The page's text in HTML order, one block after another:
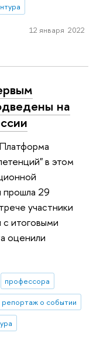
12 января 2022
на
в этом
прошла 29
участники
с итоговыми
оценили
профессора
репортаж о событии